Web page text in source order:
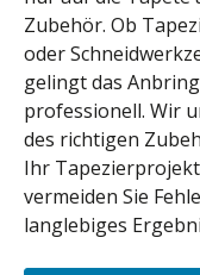
Zubehör. Ob
oder
gelingt das
professionell. Wir
des richtigen
Ihr
vermeiden Sie
langlebiges